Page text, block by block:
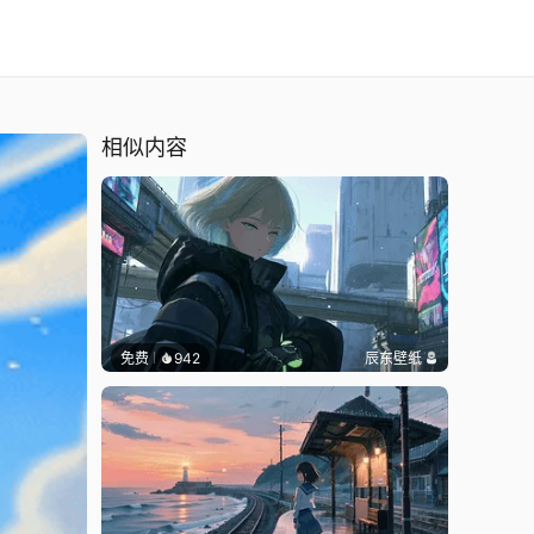
相似内容
免费 942 辰东壁纸